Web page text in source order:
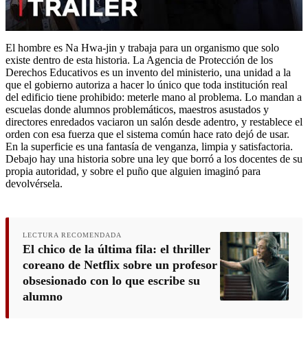
El hombre es Na Hwa-jin y trabaja para un organismo que solo
existe dentro de esta historia. La Agencia de Protección de los
Derechos Educativos es un invento del ministerio, una unidad a la
que el gobierno autoriza a hacer lo único que toda institución real
del edificio tiene prohibido: meterle mano al problema. Lo mandan a
escuelas donde alumnos problemáticos, maestros asustados y
directores enredados vaciaron un salón desde adentro, y restablece el
orden con esa fuerza que el sistema común hace rato dejó de usar.
En la superficie es una fantasía de venganza, limpia y satisfactoria.
Debajo hay una historia sobre una ley que borró a los docentes de su
propia autoridad, y sobre el puño que alguien imaginó para
devolvérsela.
LECTURA RECOMENDADA
El chico de la última fila: el thriller
coreano de Netflix sobre un profesor
obsesionado con lo que escribe su
alumno